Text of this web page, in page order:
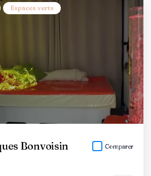
Espaces verts
Bonvoisin Comparer